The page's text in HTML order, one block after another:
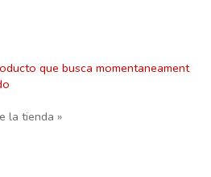
que busca momentaneament
la tienda »